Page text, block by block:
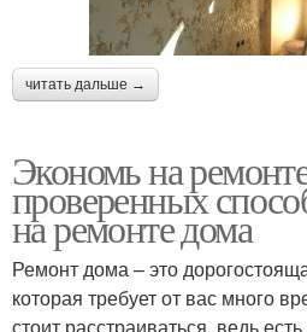
читать дальше →
Экономь на
проверенных
на ремонте дома
Ремонт дома – это
которая требует от вас много